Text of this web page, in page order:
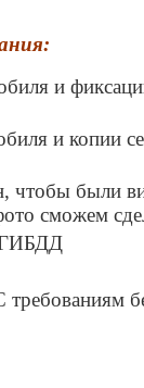
и
и копии
чтобы были
сможем
ГИБДД
требованиям